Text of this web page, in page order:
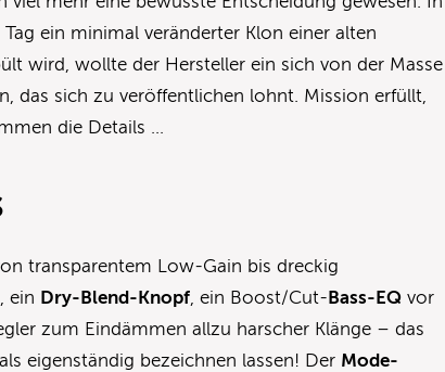
ein minimal veränderter Klon einer alten
wird, wollte der Hersteller ein sich von der Masse
das sich zu veröffentlichen lohnt. Mission erfüllt,
die Details …
transparentem Low-Gain bis dreckig
ein Dry-Blend-Knopf, ein Boost/Cut-Bass-EQ vor
zum Eindämmen allzu harscher Klänge – das
eigenständig bezeichnen lassen! Der Mode-